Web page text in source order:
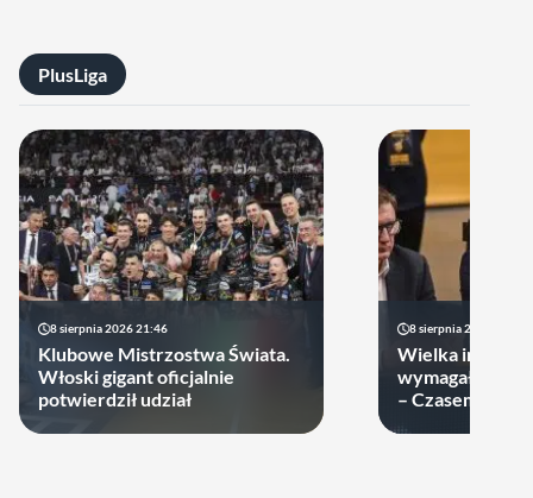
PlusLiga
8 sierpnia 2026 21:46
Klubowe Mistrzostwa Świata.
Włoski gigant oficjalnie
potwierdził udział
8 sierpnia 2026 19:22
Wielka impreza
wymagała
– Czasem